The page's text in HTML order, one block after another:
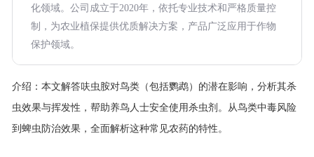
化领域。公司成立于2020年，依托专业技术和严格质量控
制，为农业植保提供优质解决方案，产品广泛应用于作物
保护领域。
介绍： 本文解答呋虫胺对鸟类（包括鹦鹉）的潜在影响，分析其杀
虫效果与挥发性，帮助养鸟人士安全使用杀虫剂。从鸟类中毒风险
到蜱虫防治效果，全面解析这种常见农药的特性。